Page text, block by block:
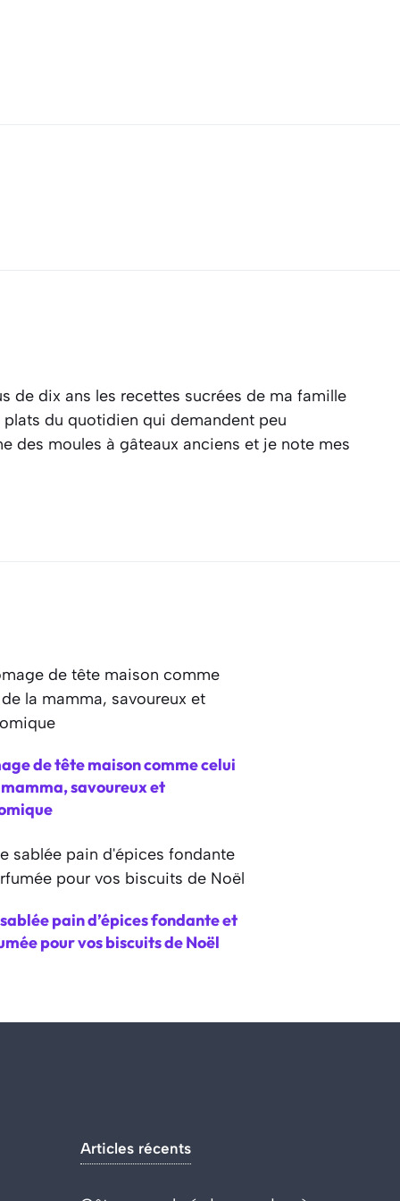
de dix ans les recettes sucrées de ma famille
du quotidien qui demandent peu
des moules à gâteaux anciens et je note mes
de tête maison comme celui
savoureux et
pain d’épices fondante et
pour vos biscuits de Noël
Articles récents